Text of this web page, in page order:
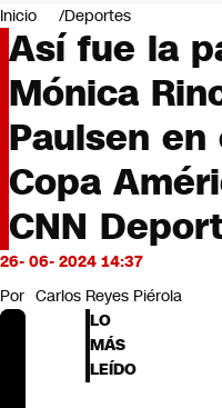
Negocios
Deportes
Programas completos
Cultura
Servicios
Bits
CNN tiempo
Futuro 360
Opinión
Inicio Deportes
Así fue la
Mónica
Paulsen
Copa
CNN
26- 06- 2024 14:37
Por Carlos Reyes Piérola
LO
MÁS
LEÍDO